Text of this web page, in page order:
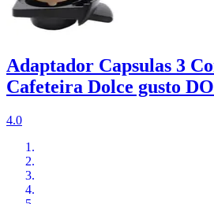
Adaptador Capsulas 3
Cafeteira Dolce gusto
4.0